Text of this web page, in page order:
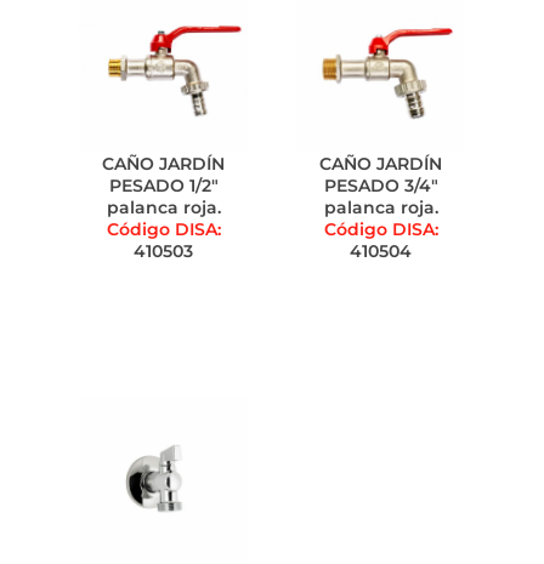
CAÑO JARDÍN
PESADO 1/2"
palanca roja.
Código DISA:
410503
CAÑO JARDÍN
PESADO 3/4"
palanca roja.
Código DISA:
410504